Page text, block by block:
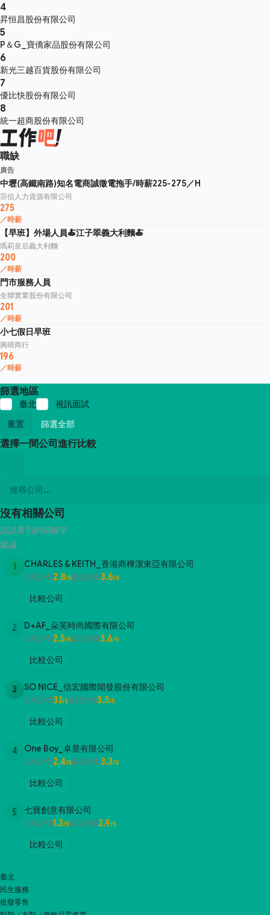
4
昇恒昌股份有限公司
5
P＆G_寶僑家品股份有限公司
6
新光三越百貨股份有限公司
7
優比快股份有限公司
8
統一超商股份有限公司
職缺
廣告
中壢(高鐵南路)知名電商誠徵電拖手/時薪225-275／H
宗信人力資源有限公司
275
／時薪
【早班】外場人員🍝江子翠義大利麵🍝
瑪莉皇后義大利麵
200
／時薪
門市服務人員
全聯實業股份有限公司
201
／時薪
小七假日早班
興晴商行
196
／時薪
篩選地區
臺北
視訊面試
重置
篩選全部
選擇一間公司進行比較
沒有相關公司
試試看別的關鍵字
建議
1 CHARLES & KEITH_香港商樺潔東亞有限公司
公司評價2.8/5面試評價3.6/5
比較公司
2 D+AF_朵芙時尚國際有限公司
公司評價2.5/5面試評價3.6/5
比較公司
3 SO NICE_信宏國際開發股份有限公司
公司評價3.1/5面試評價3.3/5
比較公司
4 One Boy_卓昱有限公司
公司評價2.4/5面試評價3.3/5
比較公司
5 七寶創意有限公司
公司評價1.3/5面試評價2.9/5
比較公司
臺北
民生服務
批發零售